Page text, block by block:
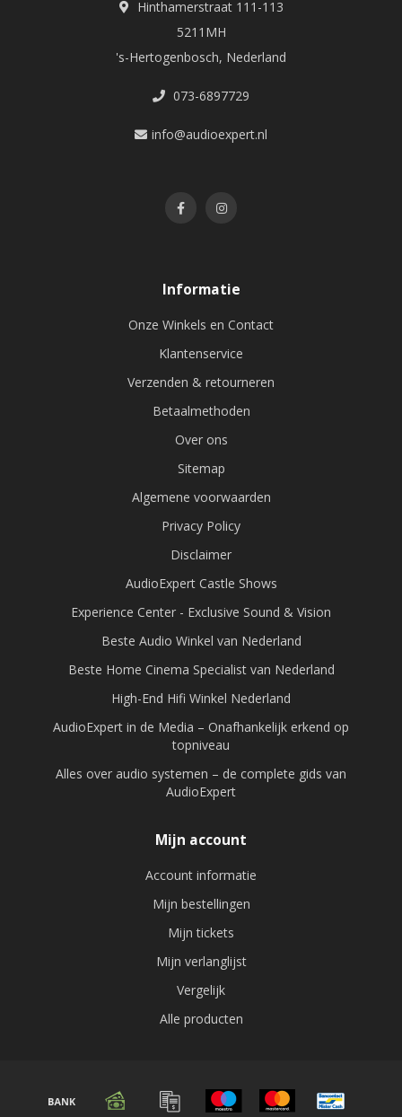
Elk product wordt vooraf zorgvuldig getest en beoordeeld,
Nieuw: Inruilmodellen
WAT ZIJN INRUILMODELLEN?
Inruilmodellen zijn gebruikte producten die:
technisch zijn gecontroleerd door AudioExpert
volledig functioneren volgens specificaties
een aantrekkelijk prijsvoordeel bieden
Deze modellen kunnen lichte gebruikssporen vertonen,
maar leveren nog steeds de geluidskwaliteit die je van
Duurzame keuze: hergebruik van hoogwaardige
: vaak één exemplaar beschikbaar
Hinthamerstraat 111-113
5211MH
's-Hertogenbosch, Nederland
073-6897729
info@audioexpert.nl
Informatie
Onze Winkels en Contact
Klantenservice
Verzenden & retourneren
Betaalmethoden
Over ons
Sitemap
Algemene voorwaarden
Privacy Policy
Disclaimer
AudioExpert Castle Shows
Experience Center - Exclusive Sound & Vision
Beste Audio Winkel van Nederland
Beste Home Cinema Specialist van Nederland
High-End Hifi Winkel Nederland
AudioExpert in de Media – Onafhankelijk erkend op
topniveau
Alles over audio systemen – de complete gids van
AudioExpert
Mijn account
Account informatie
Mijn bestellingen
Mijn tickets
Mijn verlanglijst
Vergelijk
Alle producten